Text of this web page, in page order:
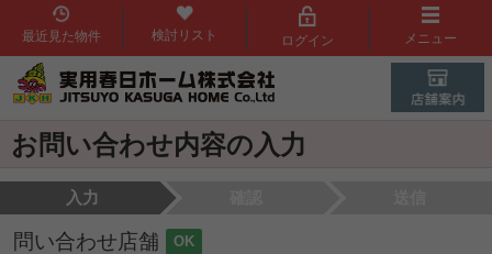
最近見た物件 検討リスト ログイン メニュー
お問い合わせ内容の入力
入力
問い合わせ店舗 OK